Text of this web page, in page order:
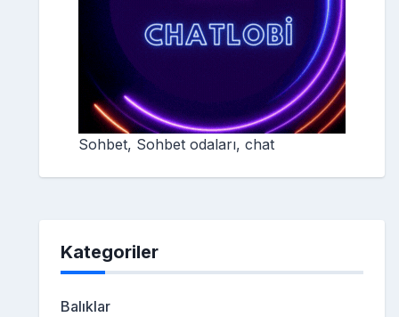
Sohbet, Sohbet odaları, chat
Kategoriler
Balıklar